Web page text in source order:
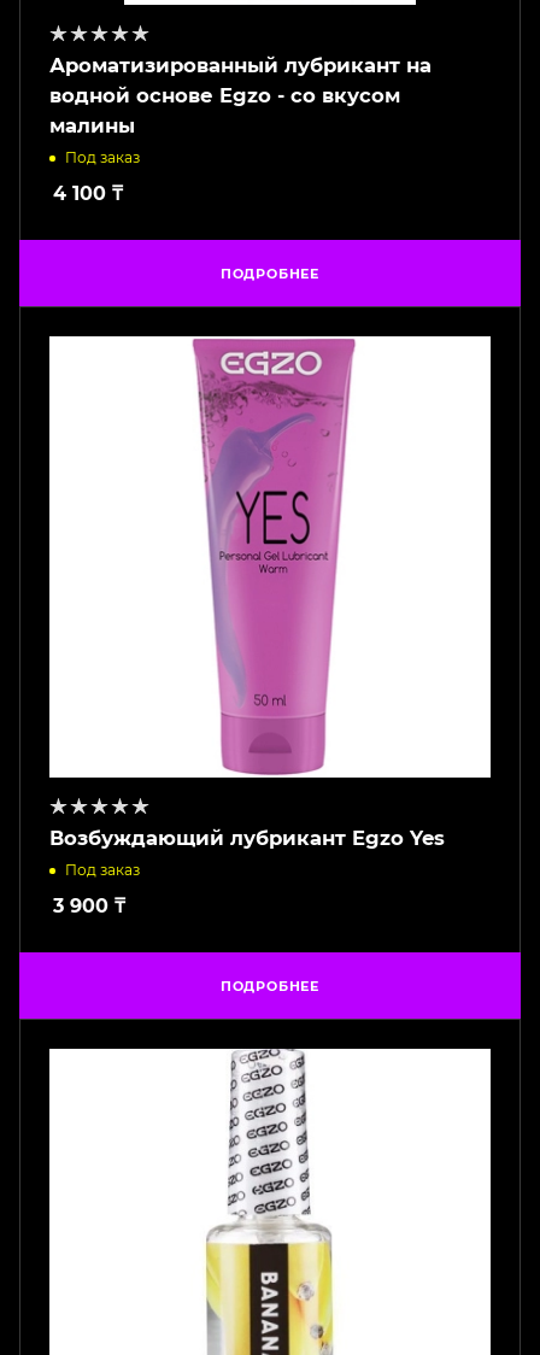
Ароматизированный лубрикант на
водной основе Egzo - со вкусом
малины
Под заказ
4 100 ₸
ПОДРОБНЕЕ
Возбуждающий лубрикант Egzo Yes
Под заказ
3 900 ₸
ПОДРОБНЕЕ